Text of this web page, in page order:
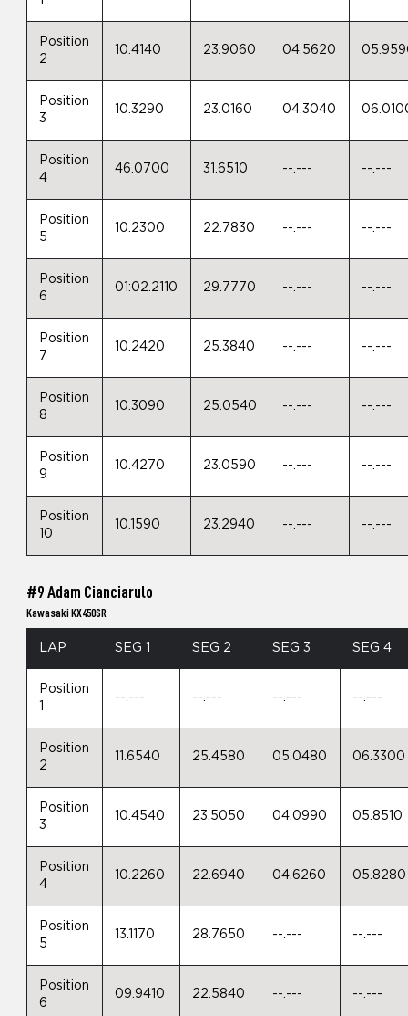
Position
2
10.4140 23.9060 04.5620
Position
3
10.3290 23.0160 04.3040
Position
4
46.0700 31.6510 --.--- --.---
Position
5
10.2300 22.7830 --.--- --.---
Position
6
01:02.2110 29.7770 --.--- --.---
Position
7
10.2420 25.3840 --.--- --.---
Position
8
10.3090 25.0540 --.--- --.---
Position
9
10.4270 23.0590 --.--- --.---
Position
10
10.1590 23.2940 --.--- --.---
#9 Adam Cianciarulo
Kawasaki KX450SR
LAP SEG 1 SEG 2 SEG 3 SEG 4
Position
--.--- --.--- --.--- --.---
Position
2
11.6540 25.4580 05.0480 06.3300
Position
3
10.4540 23.5050 04.0990 05.8510
Position
4
10.2260 22.6940 04.6260 05.8280
Position
5
13.1170 28.7650 --.--- --.---
Position
6
09.9410 22.5840 --.--- --.---